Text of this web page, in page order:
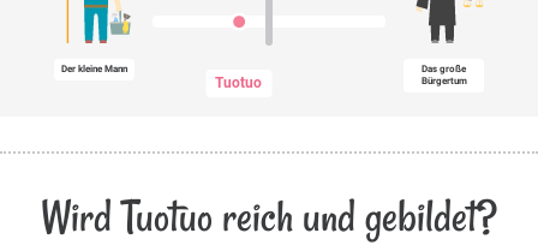
Der kleine Mann
Tuotuo
Das große
Bürgertum
Wird Tuotuo reich und gebildet?